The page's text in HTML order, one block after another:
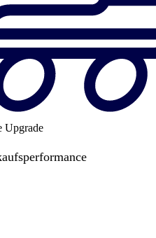
Upgrade